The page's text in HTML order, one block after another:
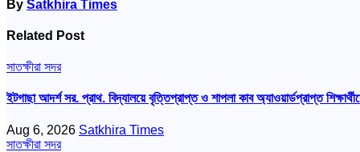
By Satkhira Times
Related Post
সাতক্ষীরা সদর
ইটগাছা আদর্শ সর. প্রাথ. বিদ্যালয়ে বৃত্তিপ্রাপ্ত ও শাপলা কাব অ্যাওয়ার্ডপ্রাপ্ত
Aug 6, 2026 Satkhira Times
সাতক্ষীরা সদর